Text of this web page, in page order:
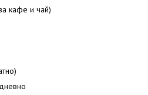
кафе и чай)